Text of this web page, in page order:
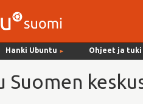
Hanki Ubuntu ► Ohjeet ja tuki
Suomen